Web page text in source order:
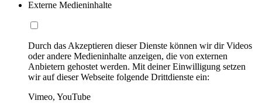
Externe Medieninhalte
Durch das Akzeptieren dieser Dienste können wir dir Videos
oder andere Medieninhalte anzeigen, die von externen
Anbietern gehostet werden. Mit deiner Einwilligung setzen
wir auf dieser Webseite folgende Drittdienste ein:
Vimeo, YouTube